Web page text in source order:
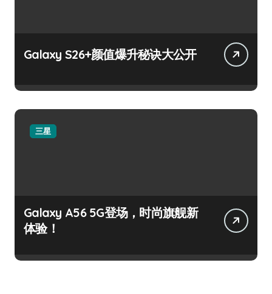
Galaxy S26+颜值爆升秘诀大公开
三星
Galaxy A56 5G登场，时尚旗舰新
体验！